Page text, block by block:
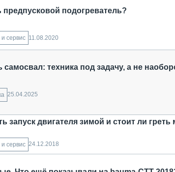
предпусковой подогреватель?
сервис 11.08.2020
самосвал: техника под задачу, а не
25.04.2025
запуск двигателя зимой и стоит ли греть
сервис 24.12.2018